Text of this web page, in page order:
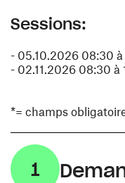
Sessions:
- 05.10.2026 08:30 à
- 02.11.2026 08:30 à
*= champs
1